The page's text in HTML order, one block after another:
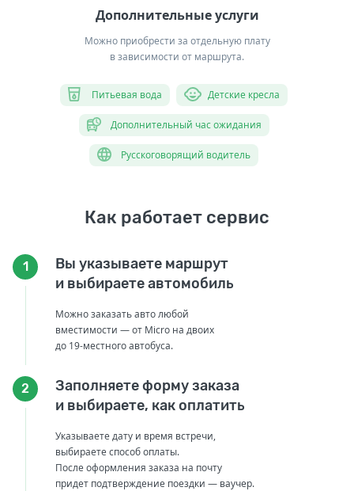
Дополнительные услуги
Можно приобрести за отдельную плату
в зависимости от маршрута.
Питьевая вода Детские кресла
Дополнительный час ожидания
Русскоговорящий водитель
Как работает сервис
1
Вы указываете маршрут
и выбираете автомобиль
Можно заказать авто любой
вместимости — от Micro на двоих
до 19-местного автобуса.
2
Заполняете форму заказа
и выбираете, как оплатить
Указываете дату и время встречи,
выбираете способ оплаты.
После оформления заказа на почту
придет подтверждение поездки — ваучер.